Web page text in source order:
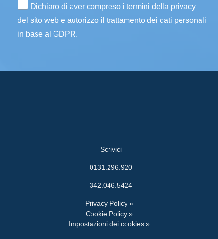
Dichiaro di aver compreso i termini della privacy
del sito web e autorizzo il trattamento dei dati personali
in base al GDPR.
Scrivici
0131.296.920
342.046.5424
Privacy Policy »
Cookie Policy »
Impostazioni dei cookies »